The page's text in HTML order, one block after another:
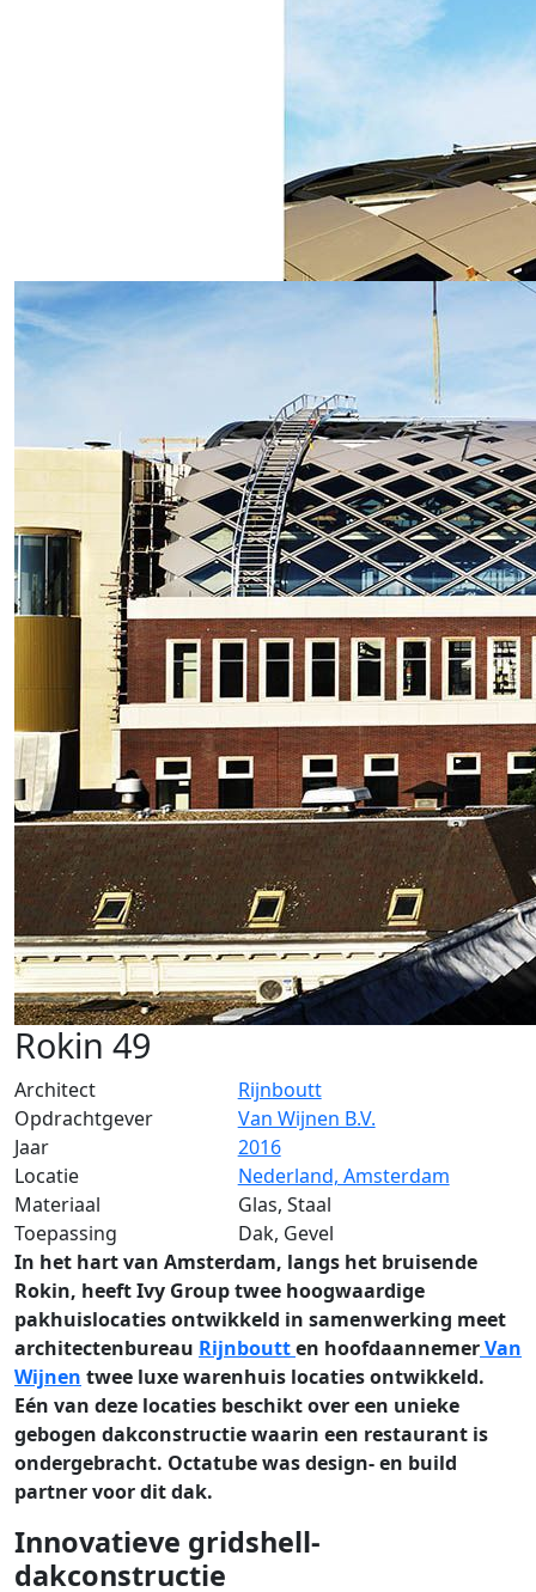
Rokin 49
Architect
Rijnboutt
Opdrachtgever
Van Wijnen B.V.
Jaar
2016
Locatie
Nederland, Amsterdam
Materiaal
Glas, Staal
Toepassing
Dak, Gevel
In het hart van Amsterdam, langs het bruisende
Rokin, heeft Ivy Group twee hoogwaardige
pakhuislocaties ontwikkeld in samenwerking meet
architectenbureau Rijnboutten hoofdaannemerVan
Wijnen twee luxe warenhuis locaties ontwikkeld.
Eén van deze locaties beschikt over een unieke
gebogen dakconstructie waarin een restaurant is
ondergebracht. Octatube was design- en build
partner voor dit dak.
Innovatieve gridshell-
dakconstructie